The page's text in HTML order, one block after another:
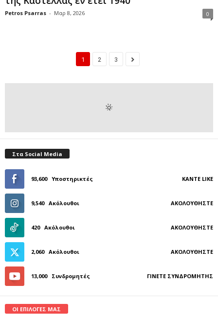
Petros Psarras - Μαρ 8, 2026 0
1 2 3
Στα Social Media
93,600 Υποστηρικτές ΚΆΝΤΕ LIKE
9,540 Ακόλουθοι ΑΚΟΛΟΥΘΉΣΤΕ
420 Ακόλουθοι ΑΚΟΛΟΥΘΉΣΤΕ
2,060 Ακόλουθοι ΑΚΟΛΟΥΘΉΣΤΕ
13,000 Συνδρομητές ΓΊΝΕΤΕ ΣΥΝΔΡΟΜΗΤΉΣ
ΟΙ ΕΠΙΛΟΓΕΣ ΜΑΣ